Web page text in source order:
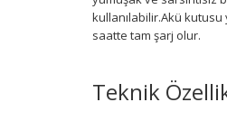
kullanılabilir.Akü kutusu
saatte tam şarj olur.
Teknik